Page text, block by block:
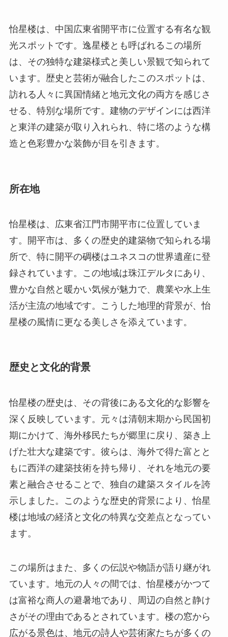
せる、特別な場所です。建物のデザインには西洋
と東洋の建築が取り入れられ、特に塔のような構
造と色彩豊かな装飾が目を引きます。
所在地
怡星楼は、広東省江門市開平市に位置していま
録されています。この地域は珠江デルタにあり、
活が主流の地域です。こうした地理的背景が、怡
星楼の風情に更なる美しさを添えています。
歴史と文化的背景
怡星楼の歴史は、その背後にある文化的な影響を
げた壮大な建築です。彼らは、海外で得た富とと
素と融合させることで、独自の建築スタイルを誇
示しました。このような歴史的背景により、怡星
楼は地域の経済と文化の特異な交差点となってい
ます。
この場所はまた、多くの伝説や物語が語り継がれ
ています。地元の人々の間では、怡星楼がかつて
は富裕な商人の避暑地であり、周辺の自然と静け
さがその理由であるとされています。楼の窓から
作品を生み出すインスピレーション源となりまし
た。これらのストーリーは、訪れる人々に歴史の
一端を感じさせると同時に、文化的な価値を提供
しています。